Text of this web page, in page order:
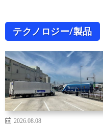
テクノロジー/製品
2026.08.08